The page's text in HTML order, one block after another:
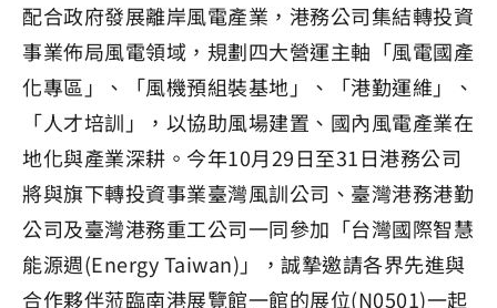
配合政府發展離岸風電產業，港務公司集結轉投資
事業佈局風電領域，規劃四大營運主軸「風電國產
化專區」、「風機預組裝基地」、「港勤運維」、
「人才培訓」，以協助風場建置、國內風電產業在
地化與產業深耕。今年10月29日至31日港務公司
將與旗下轉投資事業臺灣風訓公司、臺灣港務港勤
公司及臺灣港務重工公司一同參加「台灣國際智慧
能源週(Energy Taiwan)」，誠摯邀請各界先進與
合作夥伴蒞臨南港展覽館一館的展位(N0501)一起